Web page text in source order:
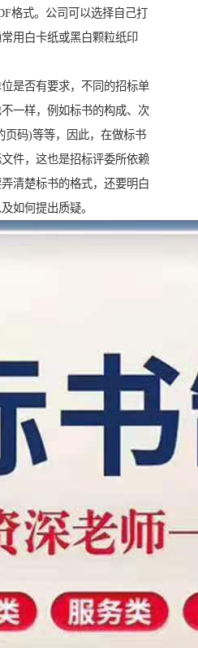
格式。公司可以选择自己打
用白卡纸或黑白颗粒纸印
是否有要求，不同的招标单
一样，例如标书的构成、次
页码)等等，因此，在做标书
件，这也是招标评委所依赖
清楚标书的格式，还要明白
如何提出质疑。